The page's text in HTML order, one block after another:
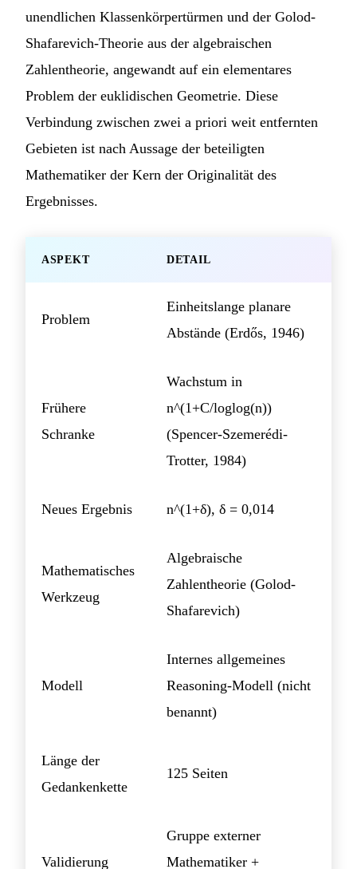
unendlichen Klassenkörpertürmen und der Golod-
Shafarevich-Theorie aus der algebraischen
Zahlentheorie, angewandt auf ein elementares
Problem der euklidischen Geometrie. Diese
Verbindung zwischen zwei a priori weit entfernten
Gebieten ist nach Aussage der beteiligten
Mathematiker der Kern der Originalität des
Ergebnisses.
ASPEKT DETAIL
Problem
Einheitslange planare
Abstände (Erdős, 1946)
Frühere
Schranke
Wachstum in
n^(1+C/loglog(n))
(Spencer-Szemerédi-
Trotter, 1984)
Neues Ergebnis n^(1+δ), δ = 0,014
Mathematisches
Werkzeug
Algebraische
Zahlentheorie (Golod-
Shafarevich)
Modell
Internes allgemeines
Reasoning-Modell (nicht
benannt)
Länge der
Gedankenkette
125 Seiten
Validierung
Gruppe externer
Mathematiker +